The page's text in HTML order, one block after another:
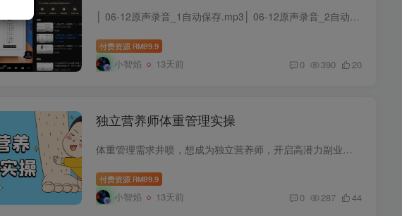
│ 06-12原声录音_1自动保存.mp3│ 06-12原声录音_2自动保存.mp3│ 06-12原声录音_3自动保存.mp3│ 06-12原声录音_4.mp3│ 06-12原声录音_5自动保存.mp3│ 06-12原声录音_6自动保存.mp3│ 06-12...
付费资源 RMB9.9
小智焰 13天前 0 390 20
独立营养师体重管理实操
体重管理需求井喷，想成为独立营养师，开启高潜力副业？这门实操课是你的不二之选！课程从基础理论出发，带你吃透能量代谢、肥胖成因等知识。实战环节，依托真实案例，教你运用体脂仪精准分析数...
付费资源 RMB9.9
小智焰 13天前 0 287 44